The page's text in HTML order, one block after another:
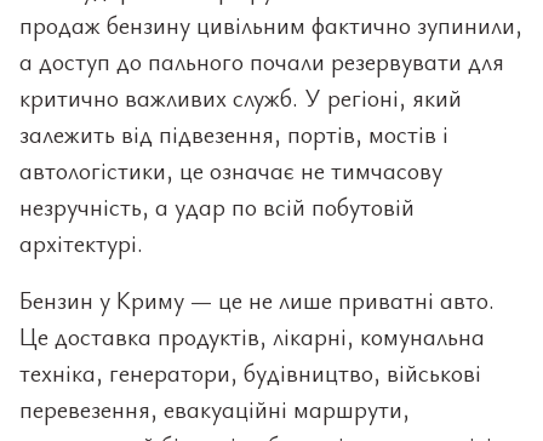
продаж бензину цивільним фактично зупинили,
а доступ до пального почали резервувати для
критично важливих служб. У регіоні, який
залежить від підвезення, портів, мостів і
автологістики, це означає не тимчасову
незручність, а удар по всій побутовій
архітектурі.
Бензин у Криму — це не лише приватні авто.
Це доставка продуктів, лікарні, комунальна
техніка, генератори, будівництво, військові
перевезення, евакуаційні маршрути,